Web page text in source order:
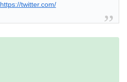
https://twitter.com/